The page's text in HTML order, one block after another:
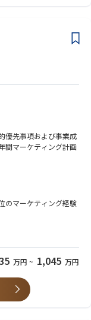
を通じて、米国本社や
クト推進にも関わる機
解決や新たな市場創
すます成長が見込ま
ティング人財として
優先事項および事業成
間マーケティング計画
つ効果的な施策の実
ため、主要顧客ステー
ェビナーからデジタ
ングキャンペーンの
組みに明確な目的と成
めの戦略的判断の発揮
るデータ、市場動向
のマーケティング経験
ル 万円 ~ 1,045 万円